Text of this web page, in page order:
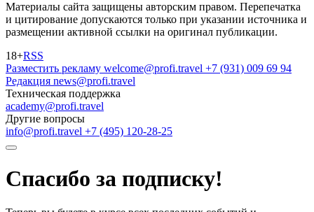
Материалы сайта защищены авторским правом. Перепечатка
и цитирование допускаются только при указании источника и
размещении активной ссылки на оригинал публикации.
18+RSS
Разместить рекламу welcome@profi.travel +7 (931) 009 69 94
Редакция news@profi.travel
Техническая поддержка
academy@profi.travel
Другие вопросы
info@profi.travel +7 (495) 120-28-25
Спасибо за подписку!